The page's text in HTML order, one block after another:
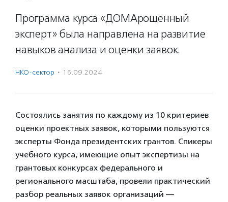
Программа курса «ДОМАрощенный
эксперт» была направлена на развитие
навыков анализа и оценки заявок.
НКО-сектор · 16.09.2024
Состоялись занятия по каждому из 10 критериев
оценки проектных заявок, которыми пользуются
эксперты Фонда президентских грантов. Спикеры
учебного курса, имеющие опыт экспертизы на
грантовых конкурсах федерального и
регионального масштаба, провели практический
разбор реальных заявок организаций —